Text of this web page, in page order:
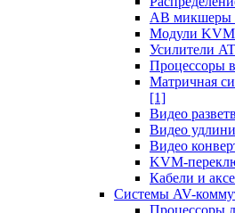
АВ микшеры
Модули
Усилители
Процессоры
Матричная
[1]
Видео
Видео
Видео
KVM-
Кабели и
Системы AV-
Процессоры